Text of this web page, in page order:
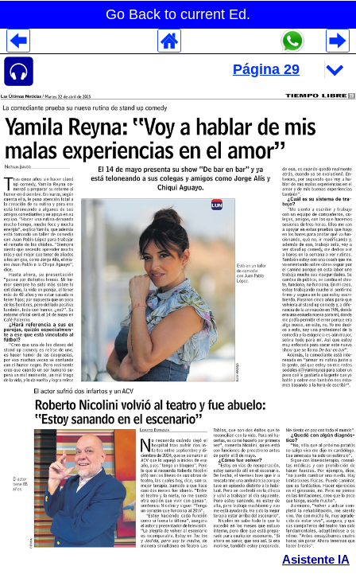
Go Back to current Ed.
Asistente IA
Despliegues Analytics
Despliegues Totales
Despliegues por Rubros